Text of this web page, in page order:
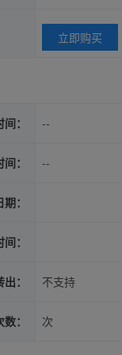
立即购买
： --
： --
：
：
： 不支持
： 次